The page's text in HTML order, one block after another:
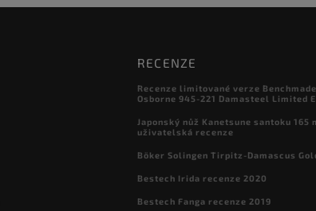
RECENZE
Recenze limitované verze
Osborne 945-221 Damasteel Limited
Japonský nůž Kanetsune santoku 165
uživatelská recenze
Böker Solingen Tirpitz-Damascus
Bestech Irida recenze 2020
Bestech Fanga recenze 2019